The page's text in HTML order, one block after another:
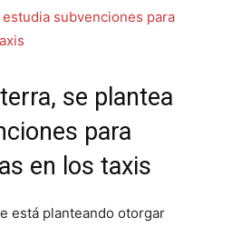
se plantea
para
en los taxis
está planteando otorgar